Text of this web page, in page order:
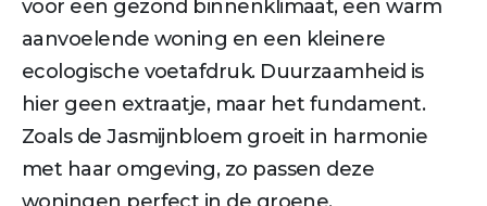
voor een gezond binnenklimaat, een warm
aanvoelende woning en een kleinere
ecologische voetafdruk. Duurzaamheid is
hier geen extraatje, maar het fundament.
Zoals de Jasmijnbloem groeit in harmonie
met haar omgeving, zo passen deze